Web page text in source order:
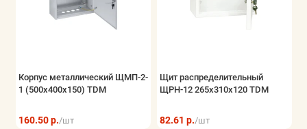
Корпус металлический ЩМП-2-
1 (500х400х150) TDM
160.50 р./шт
Щит распределительный
ЩРН-12 265х310х120 TDM
82.61 р./шт